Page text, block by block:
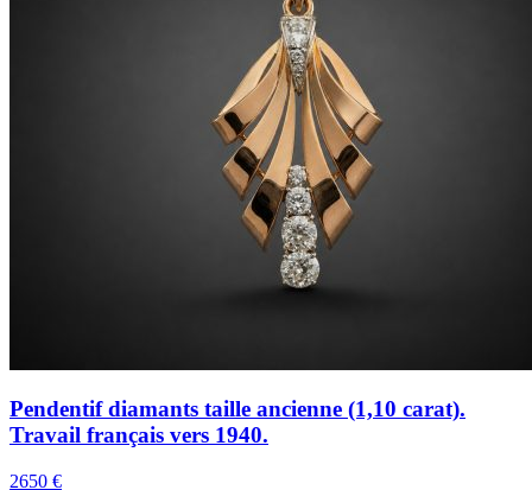
Pendentif diamants taille ancienne (1,10 carat).
Travail français vers 1940.
2650 €